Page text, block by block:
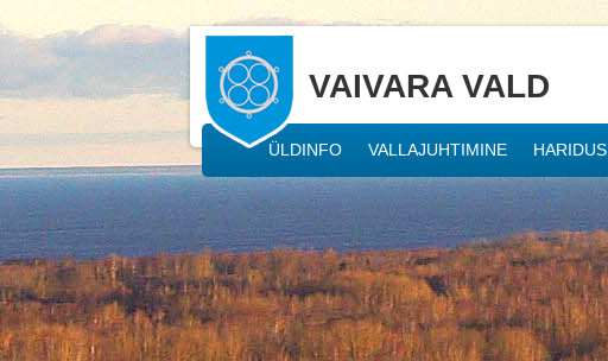
VAIVARA VALD
ÜLDINFO VALLAJUHTIMINE HARIDUS